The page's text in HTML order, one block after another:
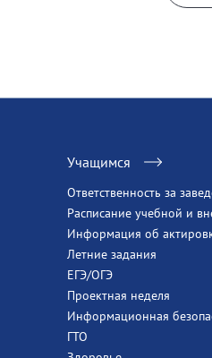
Учащимся
Ответственность за
Расписание учебной и
Информация об
Летние задания
ЕГЭ/ОГЭ
Проектная неделя
Информационная
ГТО